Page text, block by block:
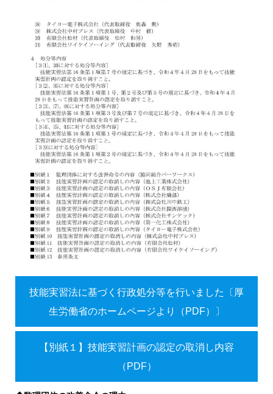
技能実習法に基づく行政処分等を行いました〔厚
生労働省のホームページより（PDF）〕
【別紙１】技能実習計画の認定の取消し内容
（PDF）